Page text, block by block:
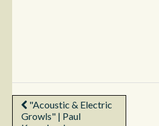
"Acoustic & Electric
Growls" | Paul